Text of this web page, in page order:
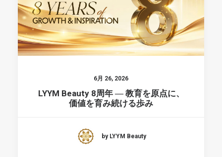
6月 26, 2026
LYYM Beauty 8周年 ― 教育を原点に、
価値を育み続ける歩み
by LYYM Beauty